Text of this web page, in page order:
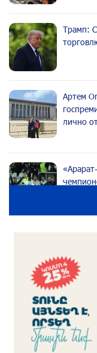
Трамп:
Артем
лично
Вопрос